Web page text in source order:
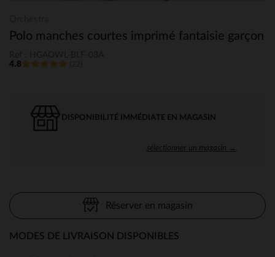
Polo manches courtes imprimé fantaisie garçon
4.8
DISPONIBILITÉ IMMÉDIATE EN MAGASIN
sélectionner un magasin →
Réserver en magasin
MODES DE LIVRAISON DISPONIBLES